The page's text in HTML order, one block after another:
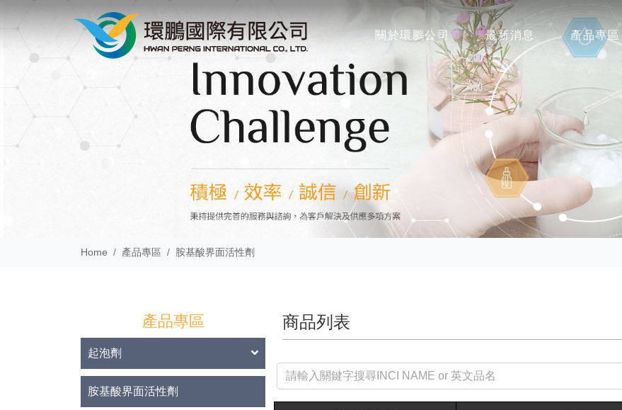
關於環鵬公司 最新消息 產品專區
Home 產品專區 胺基酸界面活性劑
產品專區
起泡劑
胺基酸界面活性劑
商品列表